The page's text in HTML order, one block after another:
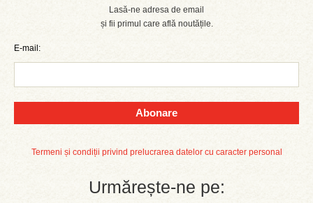
Lasă-ne adresa de email
și fii primul care află noutățile.
E-mail:
Abonare
Termeni și condiții privind prelucrarea datelor cu caracter personal
Urmărește-ne pe: